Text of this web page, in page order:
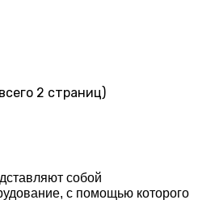
2 страниц)
собой
с помощью которого